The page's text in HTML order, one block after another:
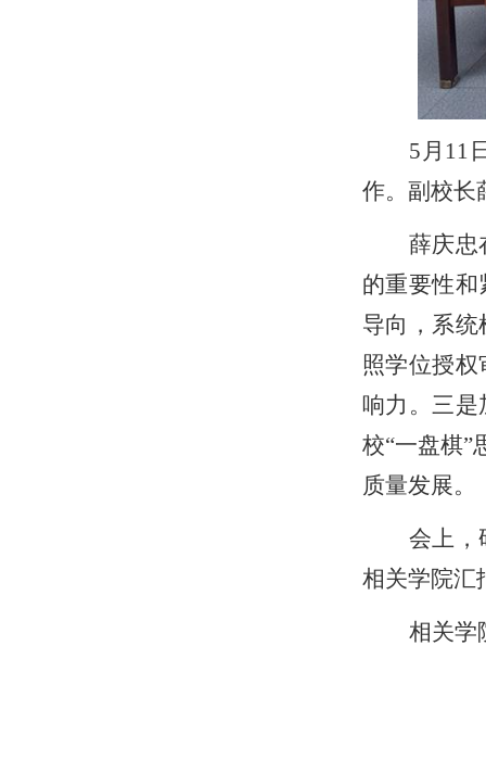
5月11
作。副校长
薛庆忠
的重要性
导向，系
照学位授
响力。三是
校“一盘棋”
质量发展。
会上，
相关学院汇
相关学